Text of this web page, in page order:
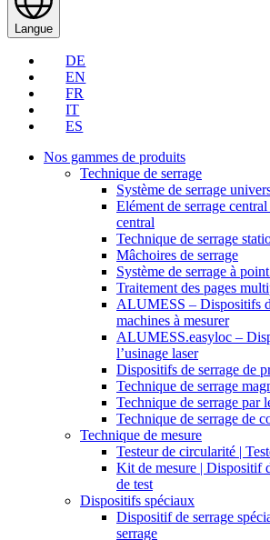
Langue
DE
EN
FR
IT
ES
Nos gammes de produits
Technique de serrage
Système de serrage
Elément de serrage
central
Technique de serrage
Mâchoires de serrage
Système de serrage à
Traitement des pages
ALUMESS – Dispositifs
machines à mesurer
ALUMESS.easyloc –
l’usinage laser
Dispositifs de serrage de
Technique de serrage
Technique de serrage par
Technique de serrage de
Technique de mesure
Testeur de circularité |
Kit de mesure | Dispositif
de test
Dispositifs spéciaux
Dispositif de serrage
serrage